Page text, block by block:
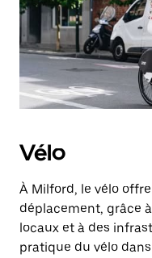
Vélo
À Milford, le vélo
déplacement, grâce
locaux et à des
pratique du vélo